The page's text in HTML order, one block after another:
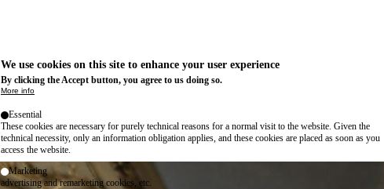
We use cookies on this site to enhance your user experience
By clicking the Accept button, you agree to us doing so.
More info
Essential
These cookies are necessary for purely technical reasons for a normal visit to the website. Given the
technical necessity, only an information obligation applies, and these cookies are placed as soon as you
access the website.
Marketing
advertising and remarketing cookies, etc.